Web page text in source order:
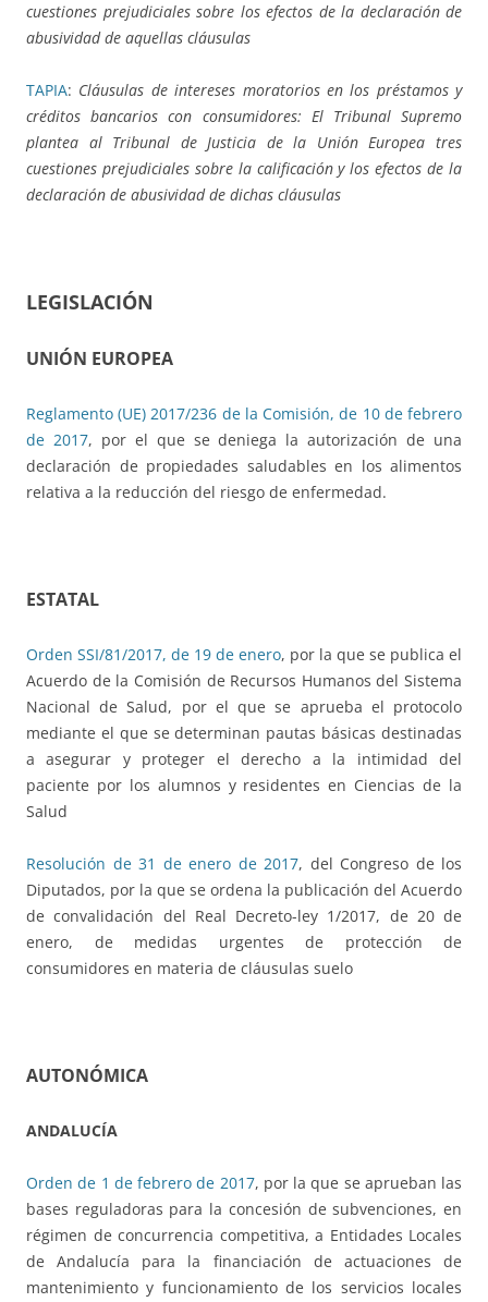
cuestiones prejudiciales sobre los efectos de la declaración de
abusividad de aquellas cláusulas
TAPIA: Cláusulas de intereses moratorios en los préstamos y
créditos bancarios con consumidores: El Tribunal Supremo
plantea al Tribunal de Justicia de la Unión Europea tres
cuestiones prejudiciales sobre la calificación y los efectos de la
declaración de abusividad de dichas cláusulas
LEGISLACIÓN
UNIÓN EUROPEA
Reglamento (UE) 2017/236 de la Comisión, de 10 de febrero
de 2017, por el que se deniega la autorización de una
declaración de propiedades saludables en los alimentos
relativa a la reducción del riesgo de enfermedad.
ESTATAL
Orden SSI/81/2017, de 19 de enero, por la que se publica el
Acuerdo de la Comisión de Recursos Humanos del Sistema
Nacional de Salud, por el que se aprueba el protocolo
mediante el que se determinan pautas básicas destinadas
a asegurar y proteger el derecho a la intimidad del
paciente por los alumnos y residentes en Ciencias de la
Salud
Resolución de 31 de enero de 2017, del Congreso de los
Diputados, por la que se ordena la publicación del Acuerdo
de convalidación del Real Decreto-ley 1/2017, de 20 de
enero, de medidas urgentes de protección de
consumidores en materia de cláusulas suelo
AUTONÓMICA
ANDALUCÍA
Orden de 1 de febrero de 2017, por la que se aprueban las
bases reguladoras para la concesión de subvenciones, en
régimen de concurrencia competitiva, a Entidades Locales
de Andalucía para la financiación de actuaciones de
mantenimiento y funcionamiento de los servicios locales